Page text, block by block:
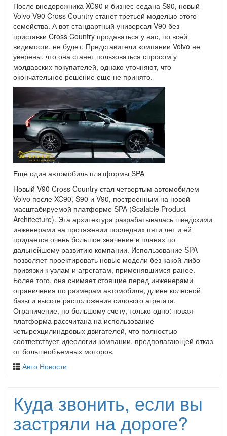
После внедорожника XC90 и бизнес-седана S90, новый
Volvo V90 Cross Country станет третьей моделью этого
семейства. А вот стандартный универсал V90 без
приставки Cross Country продаваться у нас, по всей
видимости, не будет. Представители компании Volvo не
уверены, что она станет пользоваться спросом у
молдавских покупателей, однако уточняют, что
окончательное решение еще не принято.
Еще один автомобиль платформы SPA
Новый V90 Cross Country стал четвертым автомобилем
Volvo после XC90, S90 и V90, построенным на новой
масштабируемой платформе SPA (Scalable Product
Architecture). Эта архитектура разрабатывалась шведскими
инженерами на протяжении последних пяти лет и ей
придается очень большое значение в планах по
дальнейшему развитию компании. Использование SPA
позволяет проектировать новые модели без какой-либо
привязки к узлам и агрегатам, применявшимся ранее.
Более того, она снимает стоящие перед инженерами
ограничения по размерам автомобиля, длине колесной
базы и высоте расположения силового агрегата.
Ограничение, по большому счету, только одно: новая
платформа рассчитана на использование
четырехцилиндровых двигателей, что полностью
соответствует идеологии компании, предполагающей отказ
от большеобъемных моторов.
Авто Новости
Куда звонить, если вы
застряли на дороге?